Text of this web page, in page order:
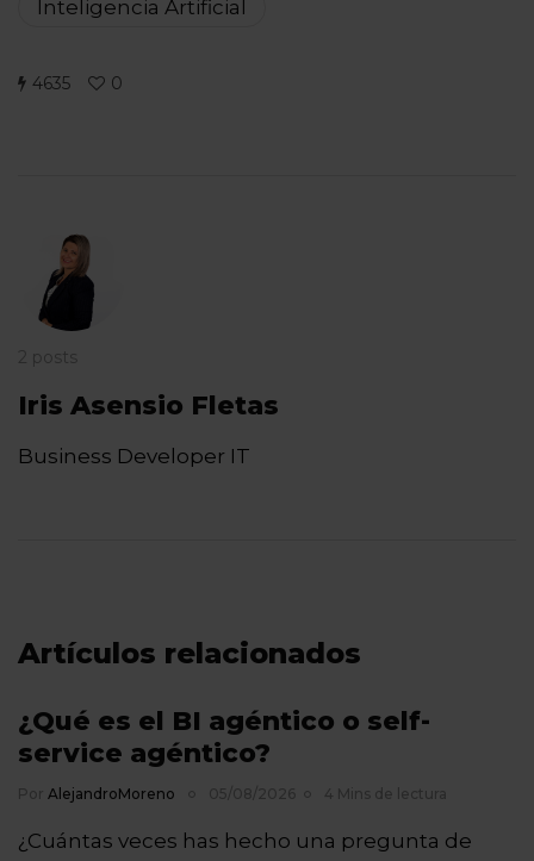
Inteligencia Artificial
4635 0
2 posts
Iris Asensio Fletas
Business Developer IT
Artículos relacionados
¿Qué es el BI agéntico o self-
service agéntico?
Por AlejandroMoreno 05/08/2026 4 Mins de lectura
¿Cuántas veces has hecho una pregunta de